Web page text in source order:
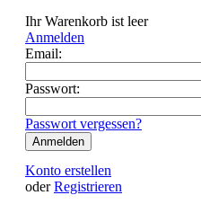
Ihr Warenkorb ist leer
Anmelden
Email:
Passwort:
Passwort vergessen?
Konto erstellen
oder Registrieren